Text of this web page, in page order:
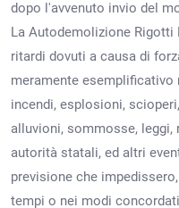
dopo l'avvenuto invio del
La Autodemolizione Rigotti
ritardi dovuti a causa di
meramente
incendi, esplosioni,
alluvioni, sommosse,
autorità statali, ed altri
previsione che
tempi o nei modi